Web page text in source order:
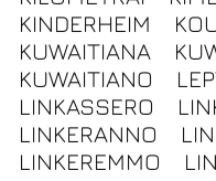
KINDERHEIM
KUWAITIANA
KUWAITIANO
LINKASSERO
LINKERANNO
LINKEREMMO